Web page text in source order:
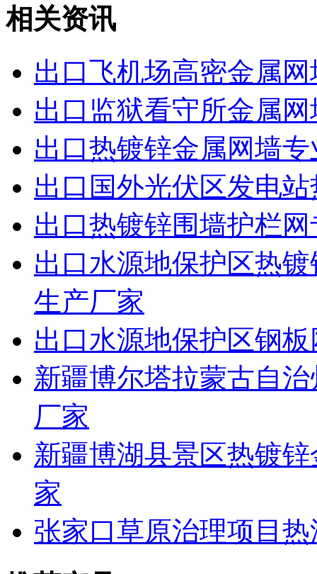
相关资讯
出口飞机场高密金属
出口监狱看守所金属
出口热镀锌金属网墙
出口国外光伏区发电
出口热镀锌围墙护栏
出口水源地保护区热
生产厂家
出口水源地保护区钢
新疆博尔塔拉蒙古自
厂家
新疆博湖县景区热镀
家
张家口草原治理项目